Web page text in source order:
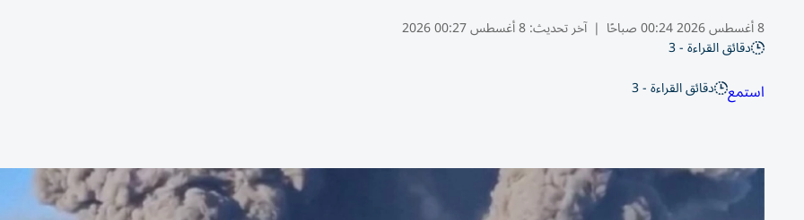
8 أغسطس 2026 00:24 صباحًا | آخر تحديث:8 أغسطس 00:27 2026
دقائق القراءة - 3
استمع دقائق القراءة - 3